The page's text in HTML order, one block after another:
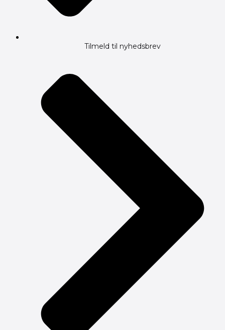
Tilmeld til nyhedsbrev